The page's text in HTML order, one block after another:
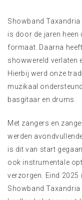
Showband
is door de jaren
formaat. Daarna
showwereld verlaten
Hierbij werd onze
muzikaal
basgitaar en drums.
Met zangers en
werden
is dit van start
ook instrumentale
verzorgen. Eind 2025
Showband Taxandria